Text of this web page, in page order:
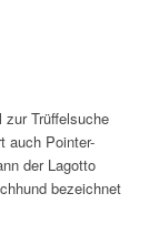
zur Trüffelsuche
auch Pointer-
der Lagotto
bezeichnet